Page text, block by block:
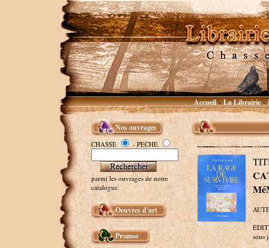
Accueil~La Librairie~
Nos ouvrages
CHASSE - PECHE
parmi les ouvrages de notre
catalogue.
Oeuvres d'art
Promos
sous